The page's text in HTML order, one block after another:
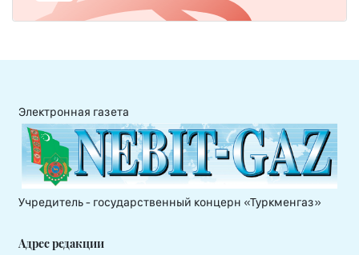
Электронная газета
Учредитель - государственный концерн «Туркменгаз»
Адрес редакции